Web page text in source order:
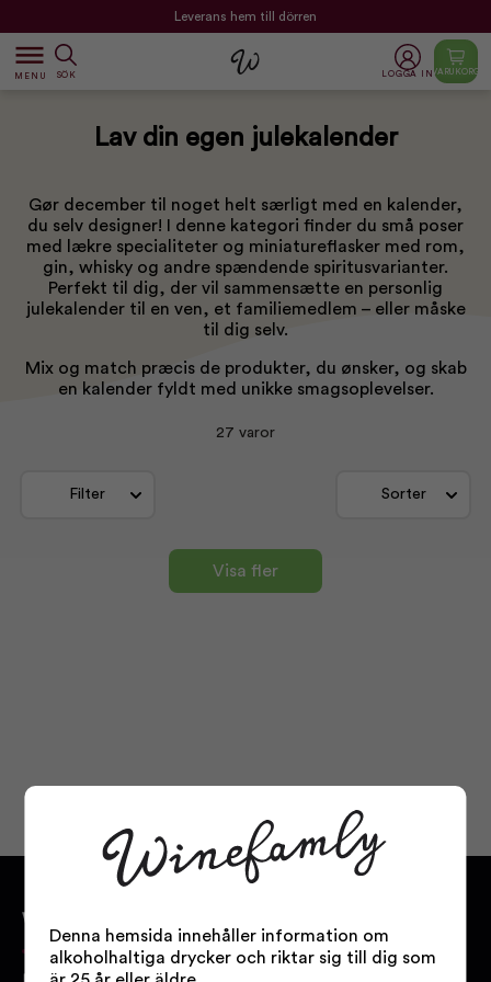
Leverans hem till dörren
dehaze
MENU SÖK LOGGA IN VARUKORG
Lav din egen julekalender
Gør december til noget helt særligt med en kalender,
du selv designer! I denne kategori finder du små poser
med lækre specialiteter og miniatureflasker med rom,
gin, whisky og andre spændende spiritusvarianter.
Perfekt til dig, der vil sammensætte en personlig
julekalender til en ven, et familiemedlem – eller måske
til dig selv.
Mix og match præcis de produkter, du ønsker, og skab
en kalender fyldt med unikke smagsoplevelser.
27 varor
Filter Sorter
Visa fler
WINEFAMLY.SE
Denna hemsida innehåller information om
alkoholhaltiga drycker och riktar sig till dig som